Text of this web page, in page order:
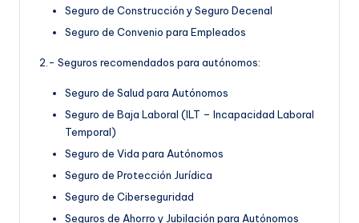
Seguro de Construcción y Seguro Decenal
Seguro de Convenio para Empleados
2.- Seguros recomendados para autónomos:
Seguro de Salud para Autónomos
Seguro de Baja Laboral (ILT – Incapacidad Laboral
Temporal)
Seguro de Vida para Autónomos
Seguro de Protección Jurídica
Seguro de Ciberseguridad
Seguros de Ahorro y Jubilación para Autónomos